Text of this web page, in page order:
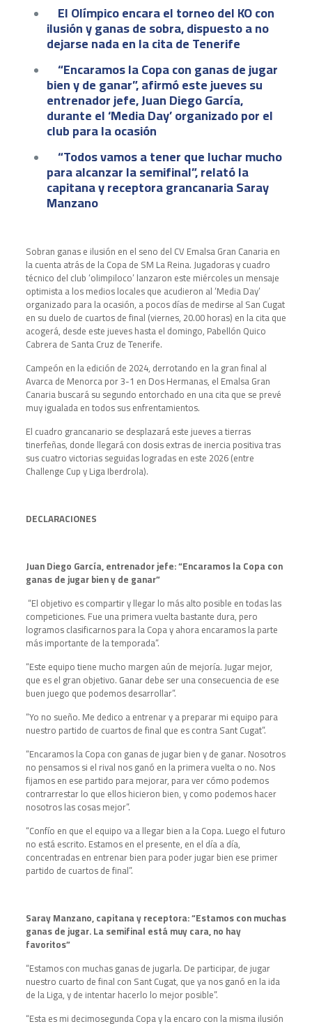
El Olímpico encara el torneo del KO con
ilusión y ganas de sobra, dispuesto a no
dejarse nada en la cita de Tenerife
“Encaramos la Copa con ganas de jugar
bien y de ganar”, afirmó este jueves su
entrenador jefe, Juan Diego García,
durante el ‘Media Day’ organizado por el
club para la ocasión
“Todos vamos a tener que luchar mucho
para alcanzar la semifinal”, relató la
capitana y receptora grancanaria Saray
Manzano
Sobran ganas e ilusión en el seno del CV Emalsa Gran Canaria en
la cuenta atrás de la Copa de SM La Reina. Jugadoras y cuadro
técnico del club ‘olimpiloco’ lanzaron este miércoles un mensaje
optimista a los medios locales que acudieron al ‘Media Day’
organizado para la ocasión, a pocos días de medirse al San Cugat
en su duelo de cuartos de final (viernes, 20.00 horas) en la cita que
acogerá, desde este jueves hasta el domingo, Pabellón Quico
Cabrera de Santa Cruz de Tenerife.
Campeón en la edición de 2024, derrotando en la gran final al
Avarca de Menorca por 3-1 en Dos Hermanas, el Emalsa Gran
Canaria buscará su segundo entorchado en una cita que se prevé
muy igualada en todos sus enfrentamientos.
El cuadro grancanario se desplazará este jueves a tierras
tinerfeñas, donde llegará con dosis extras de inercia positiva tras
sus cuatro victorias seguidas logradas en este 2026 (entre
Challenge Cup y Liga Iberdrola).
DECLARACIONES
Juan Diego García, entrenador jefe: “Encaramos la Copa con
ganas de jugar bien y de ganar”
“El objetivo es compartir y llegar lo más alto posible en todas las
competiciones. Fue una primera vuelta bastante dura, pero
logramos clasificarnos para la Copa y ahora encaramos la parte
más importante de la temporada”.
“Este equipo tiene mucho margen aún de mejoría. Jugar mejor,
que es el gran objetivo. Ganar debe ser una consecuencia de ese
buen juego que podemos desarrollar”.
“Yo no sueño. Me dedico a entrenar y a preparar mi equipo para
nuestro partido de cuartos de final que es contra Sant Cugat”.
“Encaramos la Copa con ganas de jugar bien y de ganar. Nosotros
no pensamos si el rival nos ganó en la primera vuelta o no. Nos
fijamos en ese partido para mejorar, para ver cómo podemos
contrarrestar lo que ellos hicieron bien, y como podemos hacer
nosotros las cosas mejor”.
“Confío en que el equipo va a llegar bien a la Copa. Luego el futuro
no está escrito. Estamos en el presente, en el día a día,
concentradas en entrenar bien para poder jugar bien ese primer
partido de cuartos de final”.
Saray Manzano, capitana y receptora: “Estamos con muchas
ganas de jugar. La semifinal está muy cara, no hay
favoritos”
“Estamos con muchas ganas de jugarla. De participar, de jugar
nuestro cuarto de final con Sant Cugat, que ya nos ganó en la ida
de la Liga, y de intentar hacerlo lo mejor posible”.
“Esta es mi decimosegunda Copa y la encaro con la misma ilusión